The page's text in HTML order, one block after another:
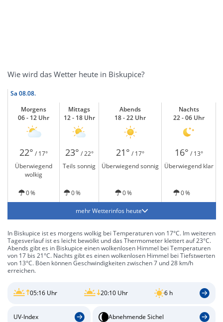
Wie wird das Wetter heute in Biskupice?
Sa 08.08.
Morgens
06 - 12 Uhr
Mittags
12 - 18 Uhr
Abends
18 - 22 Uhr
Nachts
22 - 06 Uhr
22° / 17° 23° / 22° 21° / 17° 16° / 13°
Überwiegend
wolkig
Teils sonnig Überwiegend sonnig Überwiegend klar
0 % 0 % 0 % 0 %
mehr Wetterinfos heute
In Biskupice ist es morgens wolkig bei Temperaturen von 17°C. Im weiteren
Tagesverlauf ist es leicht bewölkt und das Thermometer klettert auf 23°C.
Abends gibt es in Biskupice einen wolkenlosen Himmel bei Temperaturen
von 17 bis 21°C. Nachts gibt es einen wolkenlosen Himmel bei Tiefstwerten
von 13°C. Böen können Geschwindigkeiten zwischen 7 und 28 km/h
erreichen.
05:16 Uhr 20:10 Uhr 6 h
UV-Index Abnehmende Sichel